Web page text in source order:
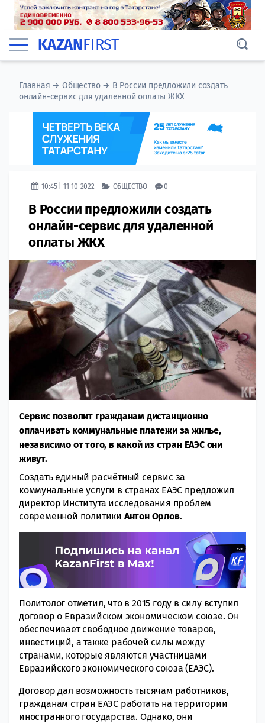
KAZANFIRST
Главная →Общество→ В России предложили создать
онлайн-сервис для удаленной оплаты ЖКХ
10:45 | 11-10-2022 ОБЩЕСТВО 0
В России предложили создать
онлайн-сервис для удаленной
оплаты ЖКХ
Сервис позволит гражданам дистанционно
оплачивать коммунальные платежи за жилье,
независимо от того, в какой из стран ЕАЭС они
живут.
Создать единый расчётный сервис за
коммунальные услуги в странах ЕАЭС предложил
директор Института исследования проблем
современной политики Антон Орлов.
Политолог отметил, что в 2015 году в силу вступил
договор о Евразийском экономическом союзе. Он
обеспечивает свободное движение товаров,
инвестиций, а также рабочей силы между
странами, которые являются участницами
Евразийского экономического союза (ЕАЭС).
Договор дал возможность тысячам работников,
гражданам стран ЕАЭС работать на территории
иностранного государства. Однако, они